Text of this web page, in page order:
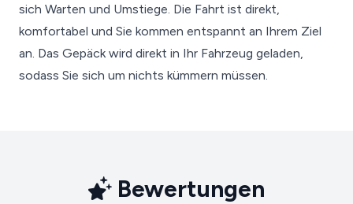
sich Warten und Umstiege. Die Fahrt ist direkt,
komfortabel und Sie kommen entspannt an Ihrem Ziel
an. Das Gepäck wird direkt in Ihr Fahrzeug geladen,
sodass Sie sich um nichts kümmern müssen.
Bewertungen